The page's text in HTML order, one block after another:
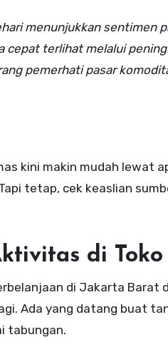
menunjukkan sentimen
cepat terlihat melalui
pemerhati pasar
kini makin mudah lewat
tetap, cek keaslian
di Toko
di Jakarta Barat
Ada yang datang buat
tabungan.